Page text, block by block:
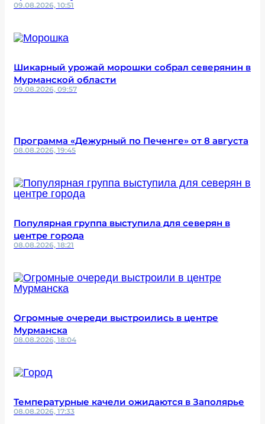
09.08.2026, 10:51
Шикарный урожай морошки собрал северянин в
Мурманской области
09.08.2026, 09:57
Программа «Дежурный по Печенге» от 8 августа
08.08.2026, 19:45
Популярная группа выступила для северян в
центре города
08.08.2026, 18:21
Огромные очереди выстроились в центре
Мурманска
08.08.2026, 18:04
Температурные качели ожидаются в Заполярье
08.08.2026, 17:33